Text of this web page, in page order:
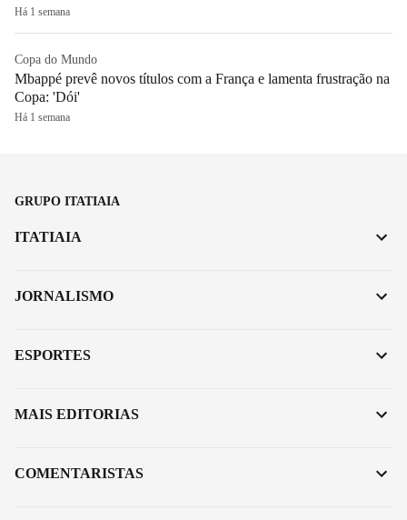
Há 1 semana
Copa do Mundo
Mbappé prevê novos títulos com a França e lamenta frustração na
Copa: 'Dói'
Há 1 semana
GRUPO ITATIAIA
ITATIAIA
JORNALISMO
ESPORTES
MAIS EDITORIAS
COMENTARISTAS